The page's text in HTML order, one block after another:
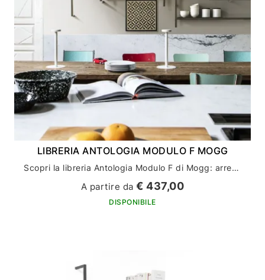
LIBRERIA ANTOLOGIA MODULO F MOGG
Scopri la libreria Antologia Modulo F di Mogg: arreda la tua casa con stile ed eleganza
A partire da€ 437,00
DISPONIBILE